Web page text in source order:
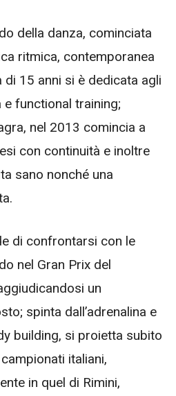
della danza, cominciata
ritmica, contemporanea
di 15 anni si è dedicata agli
functional training;
nel 2013 comincia a
con continuità e inoltre
sano nonché una
di confrontarsi con le
nel Gran Prix del
un
spinta dall’adrenalina e
building, si proietta subito
italiani,
in quel di Rimini,